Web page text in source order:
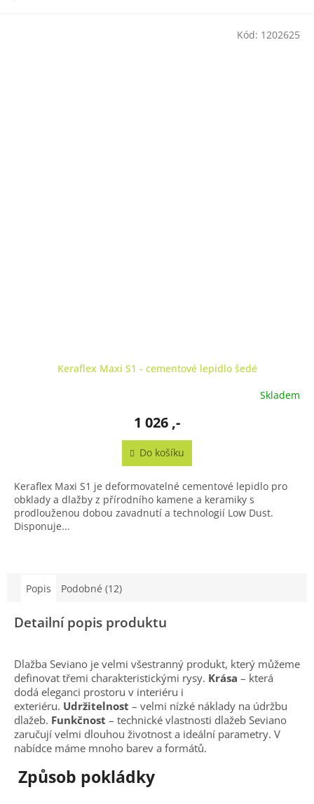
Keraflex Maxi S1 - cementové lepidlo šedé
Skladem
1 026 ,-
Do košíku
Keraflex Maxi S1 je deformovatelné cementové lepidlo pro
obklady a dlažby z přírodního kamene a keramiky s
prodlouženou dobou zavadnutí a technologií Low Dust.
Disponuje...
Kód: 1202625
Popis Podobné (12)
Detailní popis produktu
Dlažba Seviano je velmi všestranný produkt, který můžeme
definovat třemi charakteristickými rysy. Krása – která
dodá eleganci prostoru v interiéru i
exteriéru. Udržitelnost – velmi nízké náklady na údržbu
dlažeb. Funkčnost – technické vlastnosti dlažeb Seviano
zaručují velmi dlouhou životnost a ideální parametry. V
nabídce máme mnoho barev a formátů.
Způsob pokládky